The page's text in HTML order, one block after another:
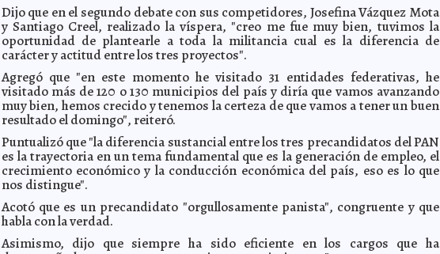
Dijo que en el segundo debate con sus competidores, Josefina Vázquez Mota
y Santiago Creel, realizado la víspera, "creo me fue muy bien, tuvimos la
oportunidad de plantearle a toda la militancia cual es la diferencia de
carácter y actitud entre los tres proyectos".
Agregó que "en este momento he visitado 31 entidades federativas, he
visitado más de 120 o 130 municipios del país y diría que vamos avanzando
muy bien, hemos crecido y tenemos la certeza de que vamos a tener un buen
resultado el domingo", reiteró.
Puntualizó que "la diferencia sustancial entre los tres precandidatos del PAN
es la trayectoria en un tema fundamental que es la generación de empleo, el
crecimiento económico y la conducción económica del país, eso es lo que
nos distingue".
Acotó que es un precandidato "orgullosamente panista", congruente y que
habla con la verdad.
Asimismo, dijo que siempre ha sido eficiente en los cargos que ha